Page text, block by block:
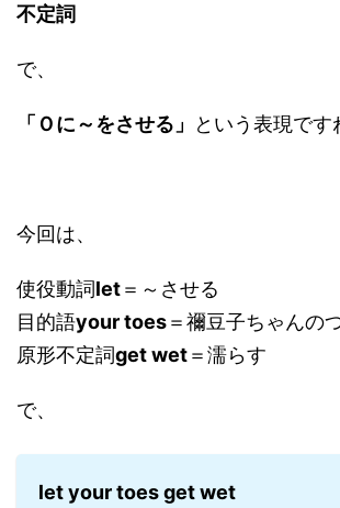
不定詞
で、
「Ｏに～をさせる」 という表現です
今回は、
使役動詞let＝～させる
目的語your toes＝禰豆子ちゃんの
原形不定詞get wet＝濡らす
で、
let your toes get wet